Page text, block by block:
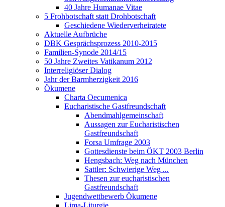
40 Jahre Humanae Vitae
5 Frohbotschaft statt Drohbotschaft
Geschiedene Wiederverheiratete
Aktuelle Aufbrüche
DBK Gesprächsprozess 2010-2015
Familien-Synode 2014/15
50 Jahre Zweites Vatikanum 2012
Interreligiöser Dialog
Jahr der Barmherzigkeit 2016
Ökumene
Charta Oecumenica
Eucharistische Gastfreundschaft
Abendmahlgemeinschaft
Aussagen zur Eucharistischen
Gastfreundschaft
Forsa Umfrage 2003
Gottesdienste beim ÖKT 2003 Berlin
Hengsbach: Weg nach München
Sattler: Schwierige Weg ...
Thesen zur eucharistischen
Gastfreundschaft
Jugendwettbewerb Ökumene
Lima-Liturgie